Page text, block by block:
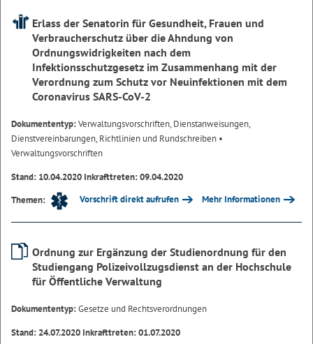
Erlass der Senatorin für Gesundheit, Frauen und
Verbraucherschutz über die Ahndung von
Ordnungswidrigkeiten nach dem
Infektionsschutzgesetz im Zusammenhang mit der
Verordnung zum Schutz vor Neuinfektionen mit dem
Coronavirus SARS-CoV-2
Dokumententyp:Verwaltungsvorschriften, Dienstanweisungen,
Dienstvereinbarungen, Richtlinien und Rundschreiben •
Verwaltungsvorschriften
Stand: 10.04.2020 Inkrafttreten: 09.04.2020
Themen:
Vorschrift direkt aufrufen Mehr Informationen
Ordnung zur Ergänzung der Studienordnung für den
Studiengang Polizeivollzugsdienst an der Hochschule
für Öffentliche Verwaltung
Dokumententyp:Gesetze und Rechtsverordnungen
Stand: 24.07.2020 Inkrafttreten: 01.07.2020